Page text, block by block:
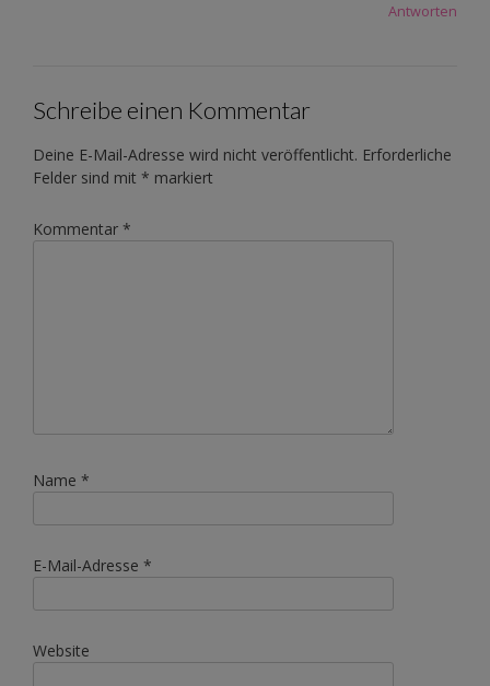
Antworten
Schreibe einen Kommentar
Deine E-Mail-Adresse wird nicht veröffentlicht. Erforderliche
Felder sind mit * markiert
Kommentar *
Name *
E-Mail-Adresse *
Website